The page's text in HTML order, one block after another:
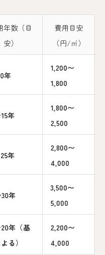
年数（目
安）
費用目安
（円/㎡）
年
1,200〜
1,800
年
1,800〜
2,500
年
2,800〜
4,000
年
3,500〜
5,000
年（基
る）
2,200〜
4,000